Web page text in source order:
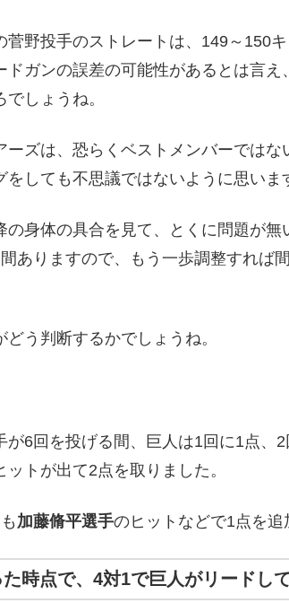
菅野投手のストレートは、149～150
ドガンの誤差の可能性があるとは言え
しょうね。
ーズは、恐らくベストメンバーではな
をしても不思議ではないように思いま
の身体の具合を見て、とくに問題が
ありますので、もう一歩調整すれば
どう判断するかでしょうね。
が6回を投げる間、巨人は1回に1点、2
ットが出て2点を取りました。
加藤脩平選手のヒットなどで1点を追
時点で、4対1で巨人がリードして